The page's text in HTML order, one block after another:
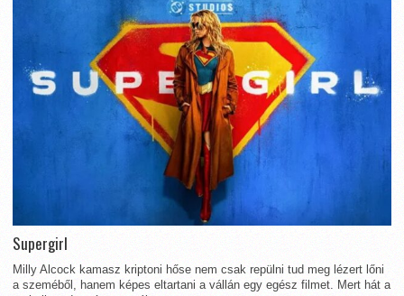
Supergirl
Milly Alcock kamasz kriptoni hőse nem csak repülni tud meg lézert lőni
a szeméből, hanem képes eltartani a vállán egy egész filmet. Mert hát a